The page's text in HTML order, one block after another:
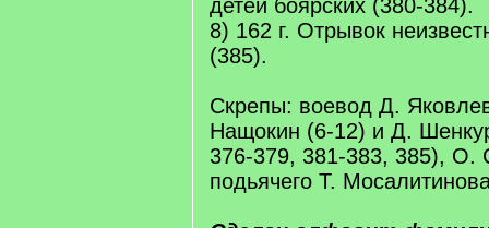
детей боярских (380-384).
8) 162 г. Отрывок
(385).
Скрепы: воевод Д.
Нащокин (6-12) и Д.
376-379, 381-383, 385), О.
подьячего Т.